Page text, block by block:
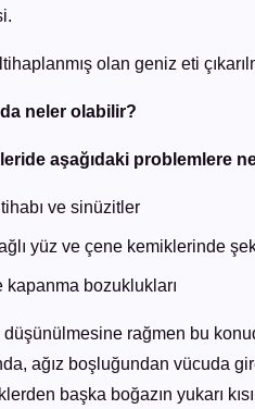
olan geniz eti
neler olabilir?
aşağıdaki problemlere
ve sinüzitler
yüz ve çene kemiklerinde
kapanma bozuklukları
rağmen bu
ağız boşluğundan vücuda
başka boğazın yukarı